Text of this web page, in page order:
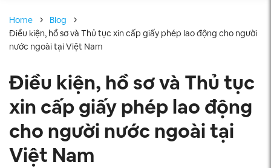
Home
Blog
Điều kiện, hồ sơ và Thủ tục xin cấp giấy phép lao động cho người
nước ngoài tại Việt Nam
Điều kiện, hồ sơ và Thủ tục
xin cấp giấy phép lao động
cho người nước ngoài tại
Việt Nam